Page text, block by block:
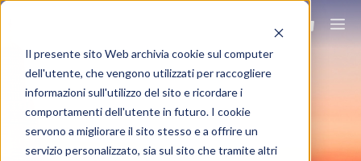
Il presente sito Web archivia cookie sul computer
dell'utente, che vengono utilizzati per raccogliere
informazioni sull'utilizzo del sito e ricordare i
comportamenti dell'utente in futuro. I cookie
servono a migliorare il sito stesso e a offrire un
servizio personalizzato, sia sul sito che tramite altri